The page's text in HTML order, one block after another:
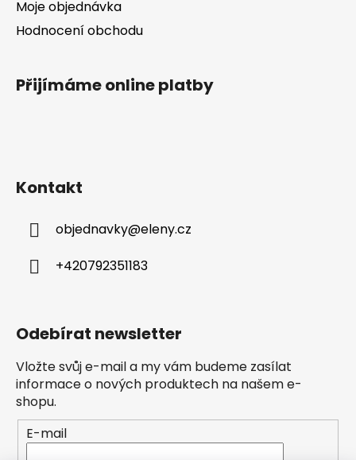
Moje objednávka
Hodnocení obchodu
Přijímáme online platby
Kontakt
objednavky@eleny.cz
+420792351183
Odebírat newsletter
Vložte svůj e-mail a my vám budeme zasílat
informace o nových produktech na našem e-
shopu.
E-mail